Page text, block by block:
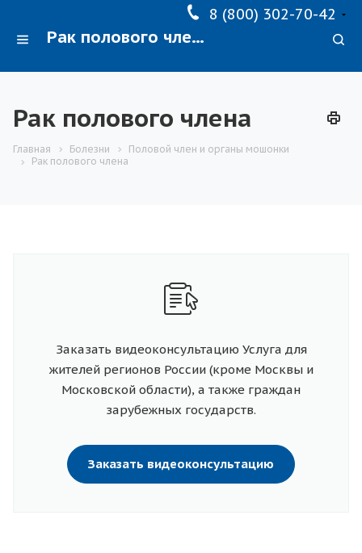
8 (800) 302-70-42
Рак полового члена
Рак полового члена
Главная Болезни
Половой член и органы мошонки
Рак полового члена
Заказать видеоконсультацию Услуга для
жителей регионов России (кроме Москвы и
Московской области), а также граждан
зарубежных государств.
Заказать видеоконсультацию